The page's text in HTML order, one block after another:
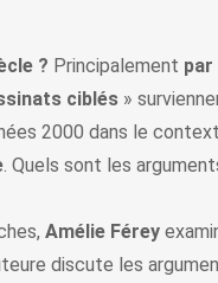
? Principalement par
ciblés »
2000 dans le
. Quels sont les
Amélie Férey
discute les